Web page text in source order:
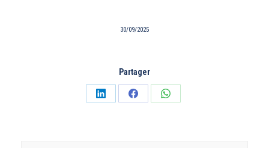
30/09/2025
Partager
PartagerPartagerPartager